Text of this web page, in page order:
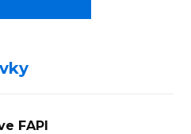
FAPI